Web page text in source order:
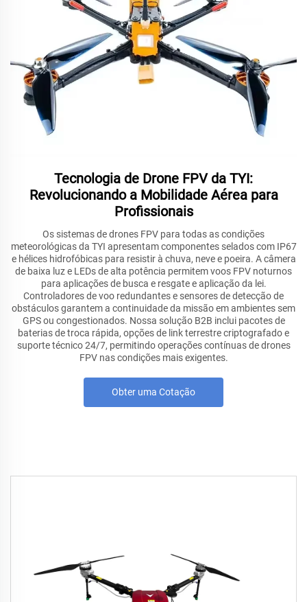
Tecnologia de Drone FPV da TYI:
Revolucionando a Mobilidade Aérea para
Profissionais
Os sistemas de drones FPV para todas as condições
meteorológicas da TYI apresentam componentes selados com IP67
e hélices hidrofóbicas para resistir à chuva, neve e poeira. A câmera
de baixa luz e LEDs de alta potência permitem voos FPV noturnos
para aplicações de busca e resgate e aplicação da lei.
Controladores de voo redundantes e sensores de detecção de
obstáculos garantem a continuidade da missão em ambientes sem
GPS ou congestionados. Nossa solução B2B inclui pacotes de
baterias de troca rápida, opções de link terrestre criptografado e
suporte técnico 24/7, permitindo operações contínuas de drones
FPV nas condições mais exigentes.
Obter uma Cotação